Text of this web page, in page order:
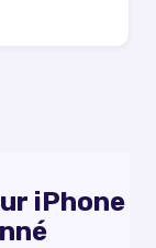
iPhone